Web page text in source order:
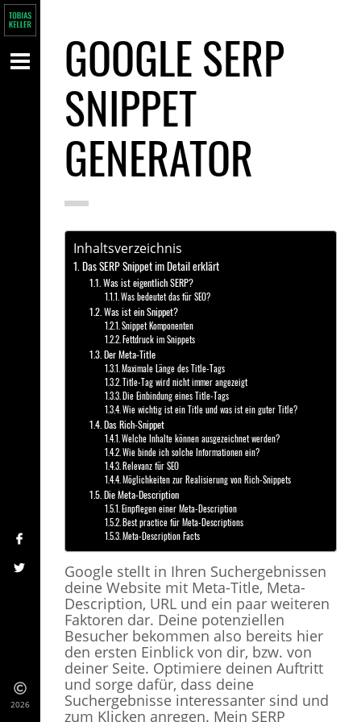
2026
GOOGLE SERP
SNIPPET
GENERATOR
Inhaltsverzeichnis
Das SERP Snippet im Detail erklärt
Was ist eigentlich SERP?
Was bedeutet das für SEO?
Was ist ein Snippet?
Snippet Komponenten
Fettdruck im Snippets
Der Meta-Title
Maximale Länge des Title-Tags
Title-Tag wird nicht immer angezeigt
Die Einbindung eines Title-Tags
Wie wichtig ist ein Title und was ist ein guter Title?
Das Rich-Snippet
Welche Inhalte können ausgezeichnet werden?
Wie binde ich solche Informationen ein?
Relevanz für SEO
Möglichkeiten zur Realisierung von Rich-Snippets
Die Meta-Description
Einpflegen einer Meta-Description
Best practice für Meta-Descriptions
Meta-Description Facts
Google stellt in Ihren Suchergebnissen
deine Website mit Meta-Title, Meta-
Description, URL und ein paar weiteren
Faktoren dar. Deine potenziellen
Besucher bekommen also bereits hier
den ersten Einblick von dir, bzw. von
deiner Seite. Optimiere deinen Auftritt
und sorge dafür, dass deine
Suchergebnisse interessanter sind und
zum Klicken anregen. Mein SERP